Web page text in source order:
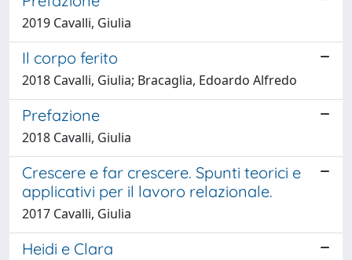
2019 Cavalli, Giulia
Il corpo ferito
2018 Cavalli, Giulia; Bracaglia, Edoardo Alfredo
Prefazione
2018 Cavalli, Giulia
Crescere e far crescere. Spunti teorici e
applicativi per il lavoro relazionale.
2017 Cavalli, Giulia
Heidi e Clara